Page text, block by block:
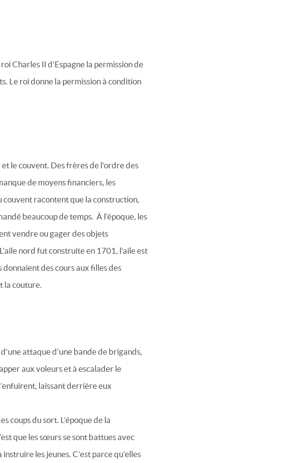
Charles II d’Espagne la permission de
Le roi donne la permission à condition
le couvent. Des frères de l’ordre des
de moyens financiers, les
couvent racontent que la construction,
beaucoup de temps. À l’époque, les
vendre ou gager des objets
nord fut construite en 1701, l’aile est
des cours aux filles des
la couture.
attaque d’une bande de brigands,
aux voleurs et à escalader le
laissant derrière eux
coups du sort. L’époque de la
que les sœurs se sont battues avec
les jeunes. C’est parce qu’elles